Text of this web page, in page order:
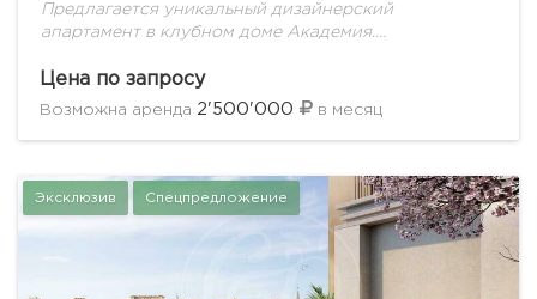
Предлагается уникальный дизайнерский
апартамент в клубном доме Академия.
включает в себя: кухню-столовую, которая отделена
от просторной гостиной, приватную зону,
Цена по запросу
Возможна аренда 2'500'000 в месяц
Эксклюзив Спецпредложение